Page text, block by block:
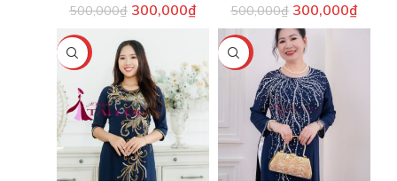
500,000₫ 300,000₫ 500,000₫ 300,000₫
-40% -40%